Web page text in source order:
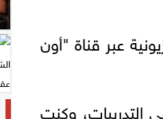
عبر قناة "أون
وكنت